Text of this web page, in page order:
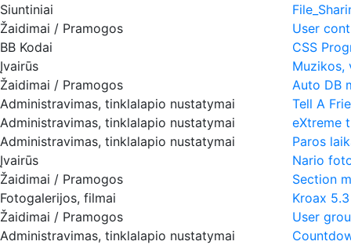
Siuntiniai
Žaidimai / Pramogos
User
BB Kodai
CSS
Įvairūs
Muzikos,
Žaidimai / Pramogos
Auto DB
Administravimas, tinklalapio nustatymai
Tell A
Administravimas, tinklalapio nustatymai
eXtreme
Administravimas, tinklalapio nustatymai
Paros
Įvairūs
Nario
Žaidimai / Pramogos
Section
Fotogalerijos, filmai
Kroax 5.3
Žaidimai / Pramogos
User
Administravimas, tinklalapio nustatymai